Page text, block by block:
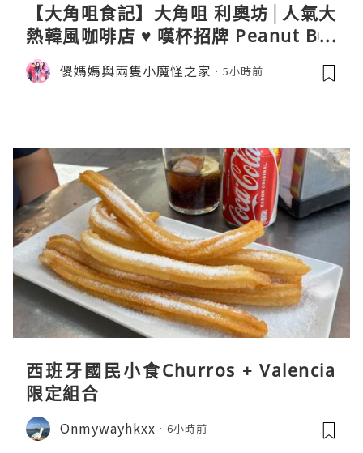
【大角咀食記】大角咀 利奧坊│人氣大
熱韓風咖啡店 ♥ 嘆杯招牌 Peanut But
ter Cream Latte ♥ Cozy Cream Cor
ner 儍媽媽與兩隻小魔怪之家 5小時前
西班牙國民小食Churros + Valencia
限定組合
Onmywayhkxx 6小時前